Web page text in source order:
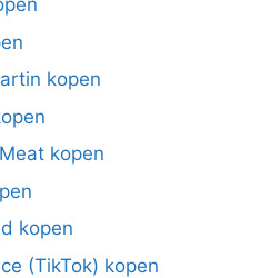
kopen
kopen
kopen
(TikTok) kopen